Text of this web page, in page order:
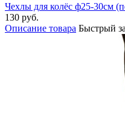
Чехлы для колёс ф25-30см
130 руб.
Описание товара Быстрый